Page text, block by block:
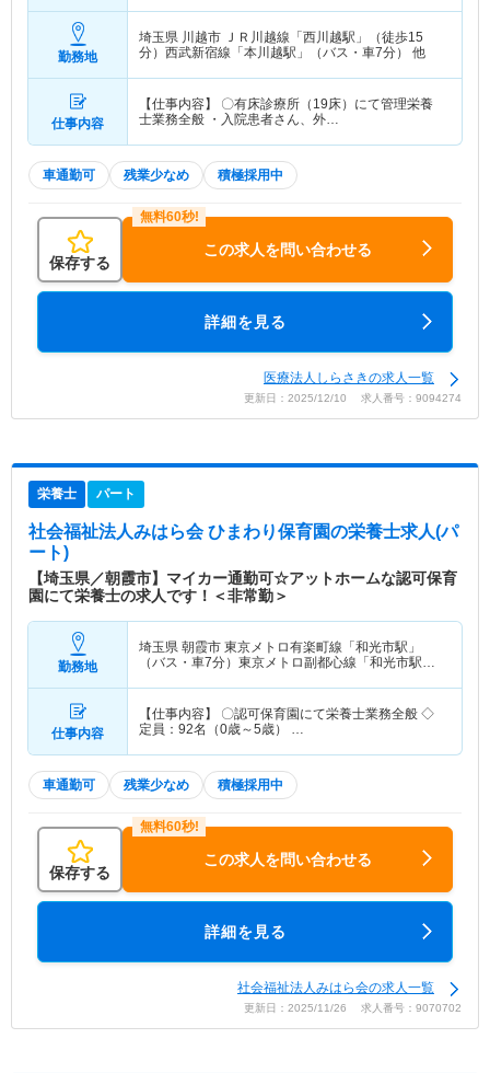
勤務地
埼玉県 川越市 ＪＲ川越線「西川越駅」（徒歩15
分）西武新宿線「本川越駅」（バス・車7分） 他
仕事内容
【仕事内容】 〇有床診療所（19床）にて管理栄養
士業務全般 ・入院患者さん、外…
車通勤可 残業少なめ 積極採用中
保存する
この求人を問い合わせる
詳細を見る
医療法人しらさきの求人一覧
更新日：2025/12/10 求人番号：9094274
栄養士 パート
社会福祉法人みはら会 ひまわり保育園の栄養士求人(パ
ート)
【埼玉県／朝霞市】マイカー通勤可☆アットホームな認可保育
園にて栄養士の求人です！＜非常勤＞
勤務地
埼玉県 朝霞市 東京メトロ有楽町線「和光市駅」
（バス・車7分）東京メトロ副都心線「和光市駅」
仕事内容
【仕事内容】 〇認可保育園にて栄養士業務全般 ◇
定員：92名（0歳～5歳） …
車通勤可 残業少なめ 積極採用中
保存する
この求人を問い合わせる
詳細を見る
社会福祉法人みはら会の求人一覧
更新日：2025/11/26 求人番号：9070702